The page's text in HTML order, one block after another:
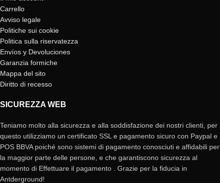
Carrello
Avviso legale
Politiche sui cookie
Politica sulla riservatezza
Envíos y Devoluciones
Garanzia formiche
Mappa del sito
Diritto di recesso
SICUREZZA WEB
Teniamo molto alla sicurezza e alla soddisfazione dei nostri clienti, per
questo utilizziamo un certificato SSL e pagamento sicuro con Paypal e
POS BBVA poiché sono sistemi di pagamento conosciuti e affidabili per
la maggior parte delle persone, e che garantiscono sicurezza al
momento di Effettuare il pagamento . Grazie per la fiducia in
Antderground!